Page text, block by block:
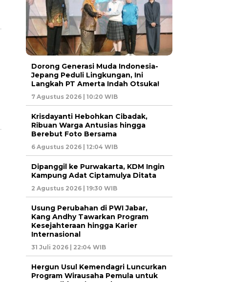
Dorong Generasi Muda Indonesia-
Jepang Peduli Lingkungan, Ini
Langkah PT Amerta Indah Otsuka!
7 Agustus 2026 | 10:20 WIB
Krisdayanti Hebohkan Cibadak,
Ribuan Warga Antusias hingga
Berebut Foto Bersama
6 Agustus 2026 | 12:04 WIB
Dipanggil ke Purwakarta, KDM Ingin
Kampung Adat Ciptamulya Ditata
2 Agustus 2026 | 19:30 WIB
Usung Perubahan di PWI Jabar,
Kang Andhy Tawarkan Program
Kesejahteraan hingga Karier
Internasional
31 Juli 2026 | 22:04 WIB
Hergun Usul Kemendagri Luncurkan
Program Wirausaha Pemula untuk